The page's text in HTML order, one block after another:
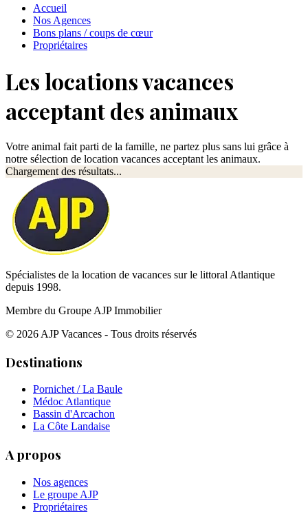
Accueil
Nos Agences
Bons plans / coups de cœur
Propriétaires
Les locations vacances
acceptant des animaux
Votre animal fait parti de la famille, ne partez plus sans lui grâce à
notre sélection de location vacances acceptant les animaux.
Chargement des résultats...
Spécialistes de la location de vacances sur le littoral Atlantique
depuis 1998.
Membre du Groupe AJP Immobilier
© 2026 AJP Vacances - Tous droits réservés
Destinations
Pornichet / La Baule
Médoc Atlantique
Bassin d'Arcachon
La Côte Landaise
A propos
Nos agences
Le groupe AJP
Propriétaires